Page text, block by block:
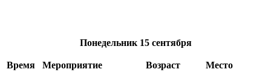
Понедельник 15 сентября
Время Мероприятие Возраст
Место